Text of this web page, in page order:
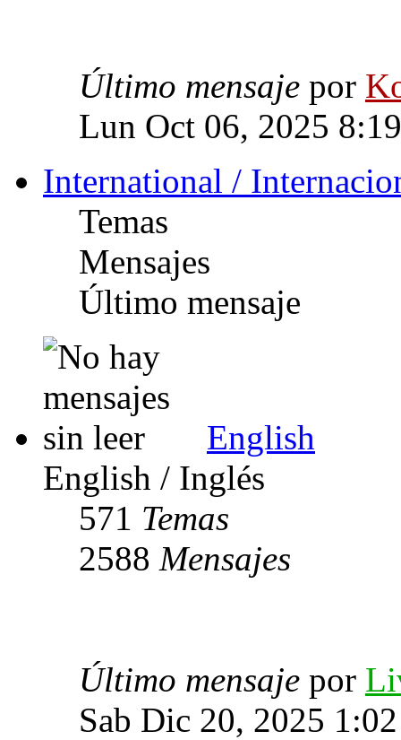
Último mensaje por
Lun Oct 06, 2025
International /
Temas
Mensajes
Último mensaje
English
English / Inglés
571 Temas
2588 Mensajes
Último mensaje por
Sab Dic 20, 2025